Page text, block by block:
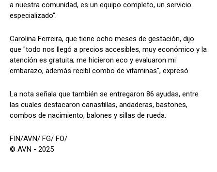
a nuestra comunidad, es un equipo completo, un servicio
especializado".
Carolina Ferreira, que tiene ocho meses de gestación, dijo
que "todo nos llegó a precios accesibles, muy económico y la
atención es gratuita; me hicieron eco y evaluaron mi
embarazo, además recibí combo de vitaminas", expresó.
La nota señala que también se entregaron 86 ayudas, entre
las cuales destacaron canastillas, andaderas, bastones,
combos de nacimiento, balones y sillas de rueda.
FIN/AVN/ FG/ FO/
© AVN - 2025